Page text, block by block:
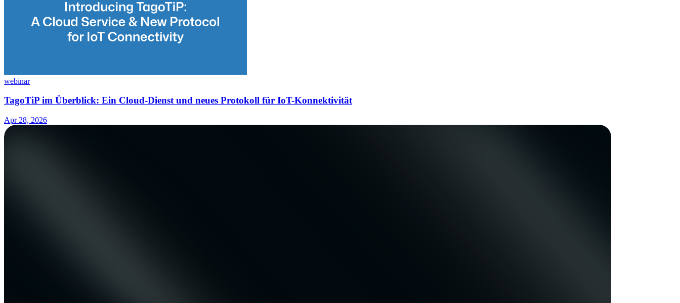
webinar
TagoTiP im Überblick: Ein Cloud-Dienst und neues Protokoll für IoT-Konnektivität
Apr 28, 2026